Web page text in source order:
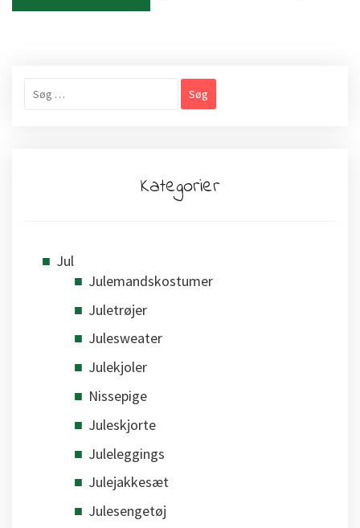
efter:
Kategorier
Jul
Julemandskostumer
Juletrøjer
Julesweater
Julekjoler
Nissepige
Juleskjorte
Juleleggings
Julejakkesæt
Julesengetøj